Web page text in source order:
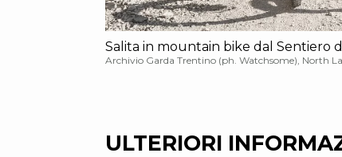
Salita in mountain bike dal Sentiero
Archivio Garda Trentino (ph. Watchsome), North
ULTERIORI